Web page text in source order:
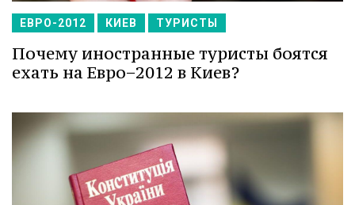
ЕВРО-2012 КИЕВ ТУРИСТЫ
Почему иностранные туристы боятся
ехать на Евро−2012 в Киев?